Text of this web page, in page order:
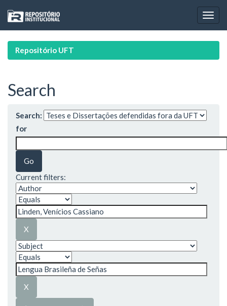
navigation
Repositório UFT
Search
Search:
for
Current filters: